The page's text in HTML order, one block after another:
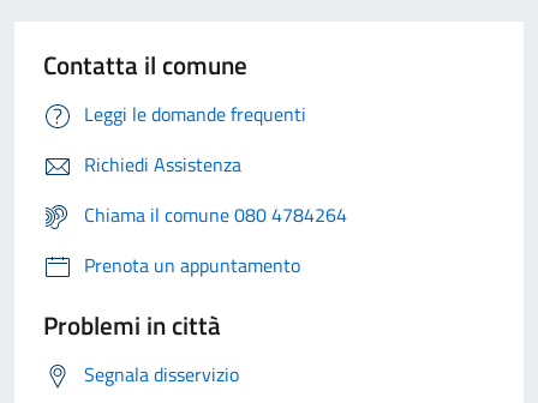
Contatta il comune
Leggi le domande frequenti
Richiedi Assistenza
Chiama il comune 080 4784264
Prenota un appuntamento
Problemi in città
Segnala disservizio